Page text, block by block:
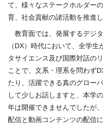
て、様々なステークホルダー
育、社会貢献の諸活動を推進
教育面では、発展するデジ
（DX）時代において、全学生
タサイエンス及び国際対話の
ことで、文系・理系を問わず
たり、活躍できる真のグロー
して少しお話しますと、本学
年は開催できませんでしたが
配信と動画コンテンツの配信